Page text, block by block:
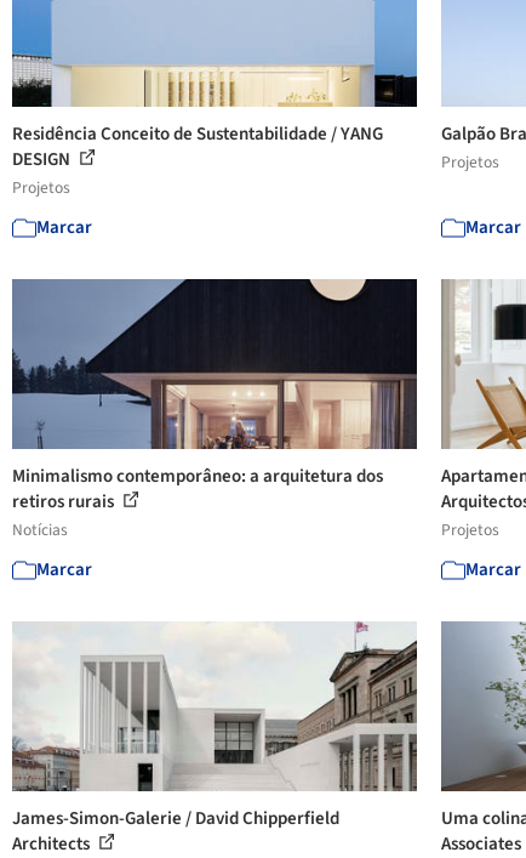
Residência Conceito de Sustentabilidade / YANG
DESIGN
Projetos
Marcar
Galpão
Projetos
Marcar
Minimalismo contemporâneo: a arquitetura dos
retiros rurais
Notícias
Marcar
Projetos
Marcar
James-Simon-Galerie / David Chipperfield
Architects
Uma
Associates